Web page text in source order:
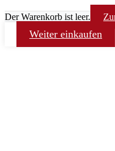
Der Warenkorb ist leer.
Weiter einkaufen